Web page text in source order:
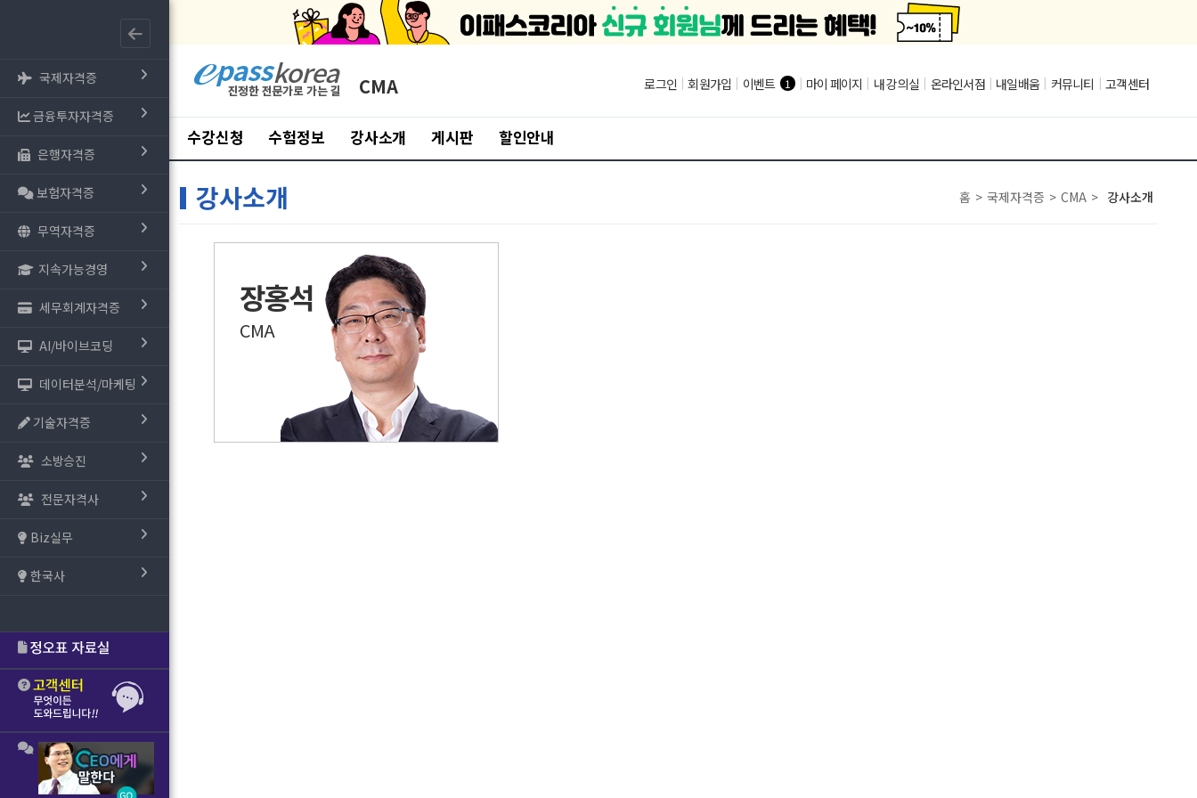
국제자격증
금융투자자격증
은행자격증
보험자격증
무역자격증
지속가능경영
세무회계자격증
AI/바이브코딩
데이터분석/마케팅
기술자격증
소방승진
전문자격사
Biz실무
한국사
CMA 로그인 | 회원가입 | 이벤트 1 | 마이 페이지 | 내 강의실 | 온라인서점 | 내일배움 | 커뮤니티 | 고객센터
수강신청 수험정보 강사소개 게시판 할인안내
강사소개 홈 > 국제자격증 > CMA > 강사소개
장홍석
CMA